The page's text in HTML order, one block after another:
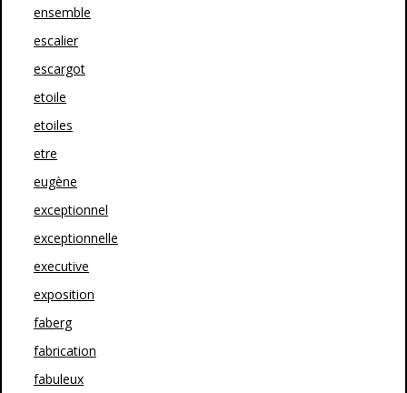
ensemble
escalier
escargot
etoile
etoiles
etre
eugène
exceptionnel
exceptionnelle
executive
exposition
faberg
fabrication
fabuleux